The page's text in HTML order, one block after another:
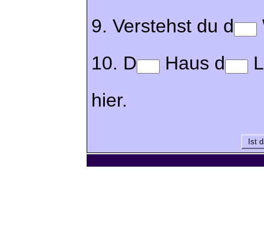
9. Verstehst du d
10. D
Haus d
hier.
Ist